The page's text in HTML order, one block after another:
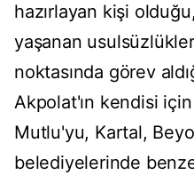
hazırlayan kişi
yaşanan
noktasında görev
Akpolat'ın kendisi
Mutlu'yu, Kartal,
belediyelerinde